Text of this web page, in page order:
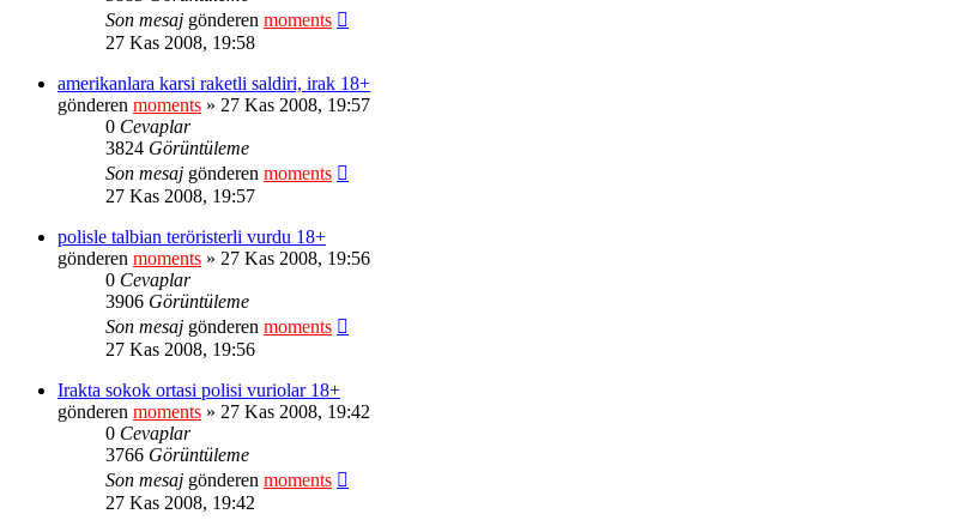
Son mesaj gönderen moments
27 Kas 2008, 19:58
amerikanlara karsi raketli saldiri, irak 18+
gönderen moments » 27 Kas 2008, 19:57
0 Cevaplar
3824 Görüntüleme
Son mesaj gönderen moments
27 Kas 2008, 19:57
polisle talbian teröristerli vurdu 18+
gönderen moments » 27 Kas 2008, 19:56
0 Cevaplar
3906 Görüntüleme
Son mesaj gönderen moments
27 Kas 2008, 19:56
Irakta sokok ortasi polisi vuriolar 18+
gönderen moments » 27 Kas 2008, 19:42
0 Cevaplar
3766 Görüntüleme
Son mesaj gönderen moments
27 Kas 2008, 19:42